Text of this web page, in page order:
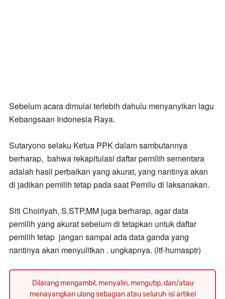
Sebelum acara dimulai terlebih dahulu menyanyikan lagu
Kebangsaan Indonesia Raya.
Sutaryono selaku Ketua PPK dalam sambutannya
berharap, bahwa rekapitulasi daftar pemilih sementara
adalah hasil perbaikan yang akurat, yang nantinya akan
di jadikan pemilih tetap pada saat Pemilu di laksanakan.
Siti Choiriyah, S.STP,MM juga berharap, agar data
pemilih yang akurat sebelum di tetapkan untuk daftar
pemilih tetap jangan sampai ada data ganda yang
nantinya akan menyulitkan . ungkapnya. (ltf-humasptr)
Dilarang mengambil, menyalin, mengutip, dan/atau
menayangkan ulang sebagian atau seluruh isi artikel